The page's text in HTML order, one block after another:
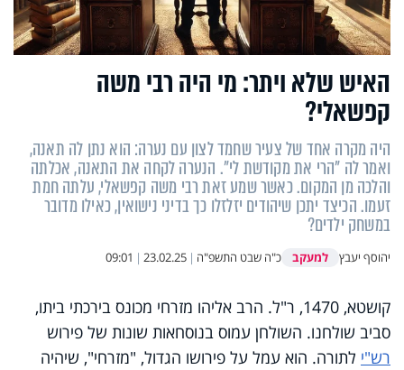
האיש שלא ויתר: מי היה רבי משה
קפשאלי?
היה מקרה אחד של צעיר שחמד לצון עם נערה: הוא נתן לה תאנה,
ואמר לה "הרי את מקודשת לי". הנערה לקחה את התאנה, אכלתה
והלכה מן המקום. כאשר שמע זאת רבי משה קפשאלי, עלתה חמת
זעמו. הכיצד יתכן שיהודים יזלזלו כך בדיני נישואין, כאילו מדובר
במשחק ילדים?
יהוסף יעבץ למעקב כ"ה שבט התשפ"ה |
23.02.25
|
09:01
קושטא, 1470, ר"ל. הרב אליהו מזרחי מכונס בירכתי ביתו,
סביב שולחנו. השולחן עמוס בנוסחאות שונות של פירוש
רש"י לתורה. הוא עמל על פירושו הגדול, "מזרחי", שיהיה